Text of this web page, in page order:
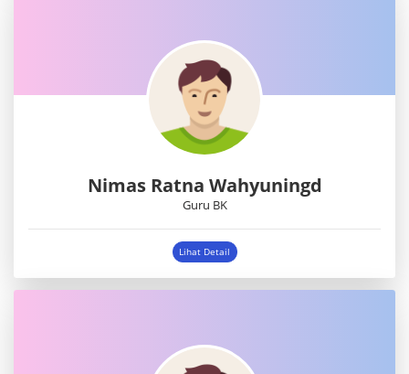
Nimas Ratna Wahyuningd
Guru BK
Lihat Detail